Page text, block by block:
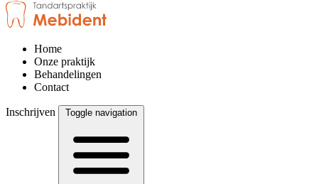
Home
Onze praktijk
Behandelingen
Contact
Inschrijven Toggle navigation